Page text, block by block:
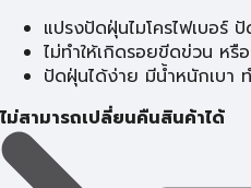
แปรงปัดฝุ่นไมโครไฟเบอร์
ไม่ทำให้เกิดรอยขีดข่วน ห
ปัดฝุ่นได้ง่าย มีน้ำหนักเบา
ไม่สามารถเปลี่ยนคืนสินค้าได้